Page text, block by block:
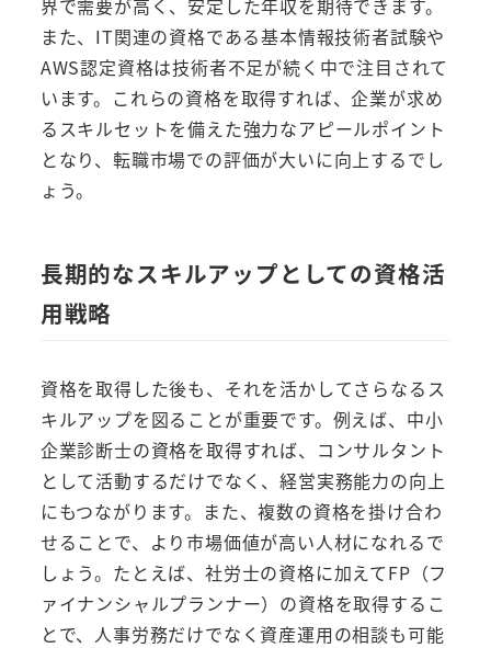
界で需要が高く、安定した年収を期待できます。
また、IT関連の資格である基本情報技術者試験や
AWS認定資格は技術者不足が続く中で注目されて
います。これらの資格を取得すれば、企業が求め
るスキルセットを備えた強力なアピールポイント
となり、転職市場での評価が大いに向上するでし
ょう。
長期的なスキルアップとしての資格活
用戦略
資格を取得した後も、それを活かしてさらなるス
キルアップを図ることが重要です。例えば、中小
企業診断士の資格を取得すれば、コンサルタント
として活動するだけでなく、経営実務能力の向上
にもつながります。また、複数の資格を掛け合わ
せることで、より市場価値が高い人材になれるで
しょう。たとえば、社労士の資格に加えてFP（フ
ァイナンシャルプランナー）の資格を取得するこ
とで、人事労務だけでなく資産運用の相談も可能